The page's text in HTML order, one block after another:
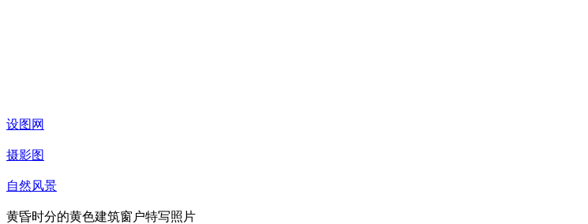
设图网
摄影图
自然风景
黄昏时分的黄色建筑窗户特写照片